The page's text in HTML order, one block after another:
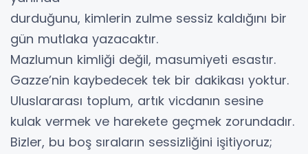
durduğunu, kimlerin zulme sessiz kaldığını bir
gün mutlaka yazacaktır.
Mazlumun kimliği değil, masumiyeti esastır.
Gazze’nin kaybedecek tek bir dakikası yoktur.
Uluslararası toplum, artık vicdanın sesine
kulak vermek ve harekete geçmek zorundadır.
Bizler, bu boş sıraların sessizliğini işitiyoruz;